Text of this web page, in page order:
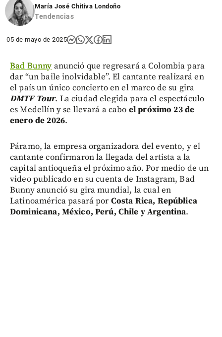
María José Chitiva Londoño
Tendencias
05 de mayo de 2025
Bad Bunny anunció que regresará a Colombia para
dar “un baile inolvidable”. El cantante realizará en
el país un único concierto en el marco de su gira
DMTF Tour. La ciudad elegida para el espectáculo
es Medellín y se llevará a cabo el próximo 23 de
enero de 2026.
Páramo, la empresa organizadora del evento, y el
cantante confirmaron la llegada del artista a la
capital antioqueña el próximo año. Por medio de un
video publicado en su cuenta de Instagram, Bad
Bunny anunció su gira mundial, la cual en
Latinoamérica pasará por Costa Rica, República
Dominicana, México, Perú, Chile y Argentina.